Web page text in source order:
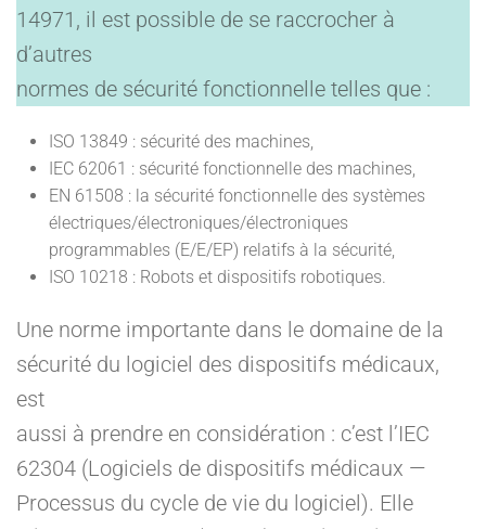
14971, il est possible de se raccrocher à
d’autres
normes de sécurité fonctionnelle telles que :
ISO 13849 : sécurité des machines,
IEC 62061 : sécurité fonctionnelle des machines,
EN 61508 : la sécurité fonctionnelle des systèmes
électriques/électroniques/électroniques
programmables (E/E/EP) relatifs à la sécurité,
ISO 10218 : Robots et dispositifs robotiques.
Une norme importante dans le domaine de la
sécurité du logiciel des dispositifs médicaux,
est
aussi à prendre en considération : c’est l’IEC
62304 (Logiciels de dispositifs médicaux —
Processus du cycle de vie du logiciel). Elle